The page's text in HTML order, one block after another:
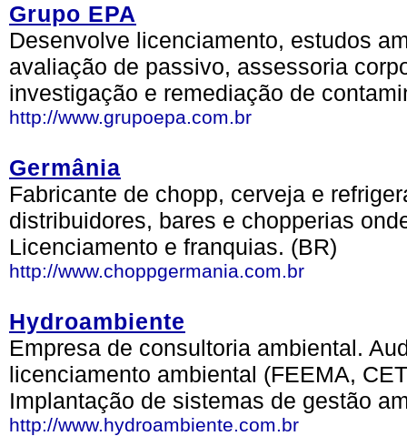
Grupo EPA
Desenvolve licenciamento, estudos
avaliação de passivo, assessoria
investigação e remediação de
http://www.grupoepa.com.br
Germânia
Fabricante de chopp, cerveja e
distribuidores, bares e chopperias
Licenciamento e franquias. (BR)
http://www.choppgermania.com.br
Hydroambiente
Empresa de consultoria ambiental.
licenciamento ambiental (FEEMA,
Implantação de sistemas de gestão
http://www.hydroambiente.com.br